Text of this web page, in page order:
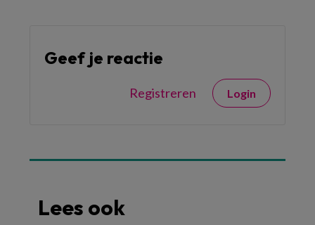
Geef je reactie
Registreren Login
Lees ook